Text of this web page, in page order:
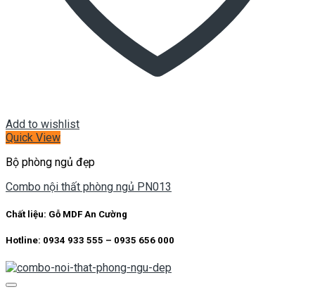
Add to wishlist
Quick View
Bộ phòng ngủ đẹp
Combo nội thất phòng ngủ PN013
Chất liệu: Gỗ MDF An Cường
Hotline: 0934 933 555 – 0935 656 000